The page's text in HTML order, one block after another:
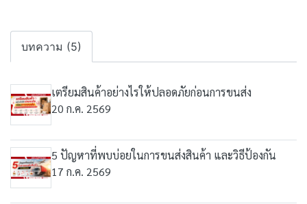
บทความ (5)
เตรียมสินค้าอย่างไรให้ปลอดภัยก่อนการขนส่ง
20 ก.ค. 2569
5 ปัญหาที่พบบ่อยในการขนส่งสินค้า และวิธีป้องกัน
17 ก.ค. 2569